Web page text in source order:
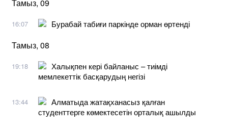
Тамыз, 09
16:07 Бурабай табиғи паркінде орман өртенді
Тамыз, 08
19:18
Халықпен кері байланыс – тиімді
мемлекеттік басқарудың негізі
13:44
Алматыда жатақханасыз қалған
студенттерге көмектесетін орталық ашылды